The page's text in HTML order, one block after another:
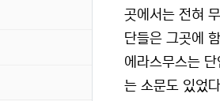
곳에서는 전혀
단들은 그곳에
에라스무스는
는 소문도 있었